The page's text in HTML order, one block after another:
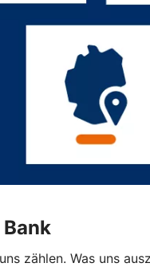
zählen. Was uns